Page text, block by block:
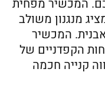
המכשיר מפחית
מנגנון משולב
המכשיר
הקפדניים של
קנייה חכמה